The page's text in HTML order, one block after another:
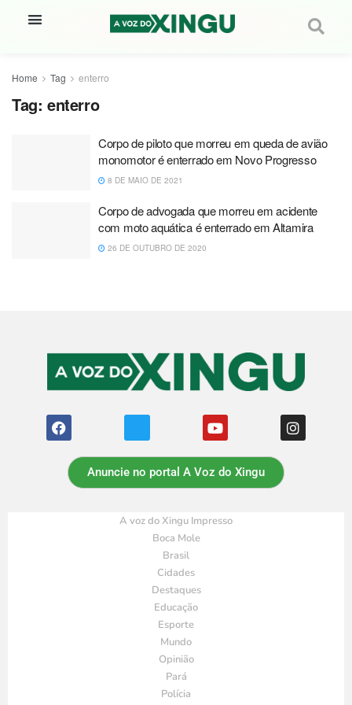
Home Tag enterro
Tag: enterro
Corpo de piloto que morreu em queda de avião
monomotor é enterrado em Novo Progresso
8 DE MAIO DE 2021
Corpo de advogada que morreu em acidente
com moto aquática é enterrado em Altamira
26 DE OUTUBRO DE 2020
Anuncie no portal A Voz do Xingu
A voz do Xingu Impresso
Boca Mole
Brasil
Cidades
Destaques
Educação
Esporte
Mundo
Opinião
Pará
Polícia